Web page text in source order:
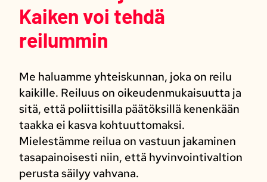
Kaiken voi tehdä
reilummin
Me haluamme yhteiskunnan, joka on reilu
kaikille. Reiluus on oikeudenmukaisuutta ja
sitä, että poliittisilla päätöksillä kenenkään
taakka ei kasva kohtuuttomaksi.
Mielestämme reilua on vastuun jakaminen
tasapainoisesti niin, että hyvinvointivaltion
perusta säilyy vahvana.